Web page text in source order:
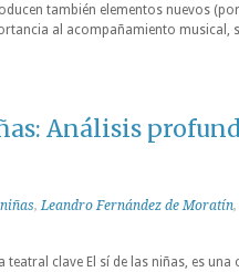
también elementos nuevos
al acompañamiento musical,
Análisis
,Leandro Fernández de Moratín,
teatral clave El sí de las niñas, es